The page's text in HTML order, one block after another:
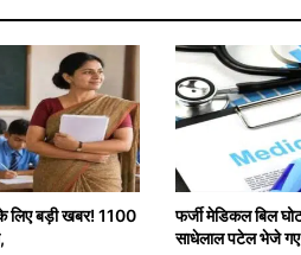
लिए बड़ी खबर! 1100
फर्जी मेडिकल बिल
साधेलाल पटेल भेजे गए